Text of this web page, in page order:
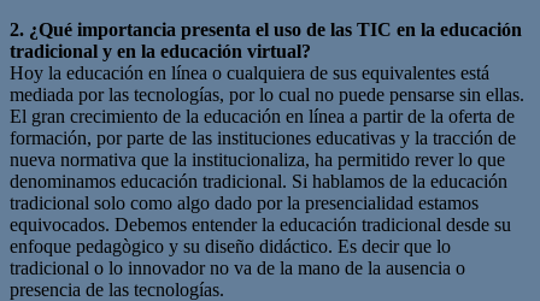
2. ¿Qué importancia presenta el uso de las TIC en la educación
tradicional y en la educación virtual?
Hoy la educación en línea o cualquiera de sus equivalentes está
mediada por las tecnologías, por lo cual no puede pensarse sin ellas.
El gran crecimiento de la educación en línea a partir de la oferta de
formación, por parte de las instituciones educativas y la tracción de
nueva normativa que la institucionaliza, ha permitido rever lo que
denominamos educación tradicional. Si hablamos de la educación
tradicional solo como algo dado por la presencialidad estamos
equivocados. Debemos entender la educación tradicional desde su
enfoque pedagògico y su diseño didáctico. Es decir que lo
tradicional o lo innovador no va de la mano de la ausencia o
presencia de las tecnologías.